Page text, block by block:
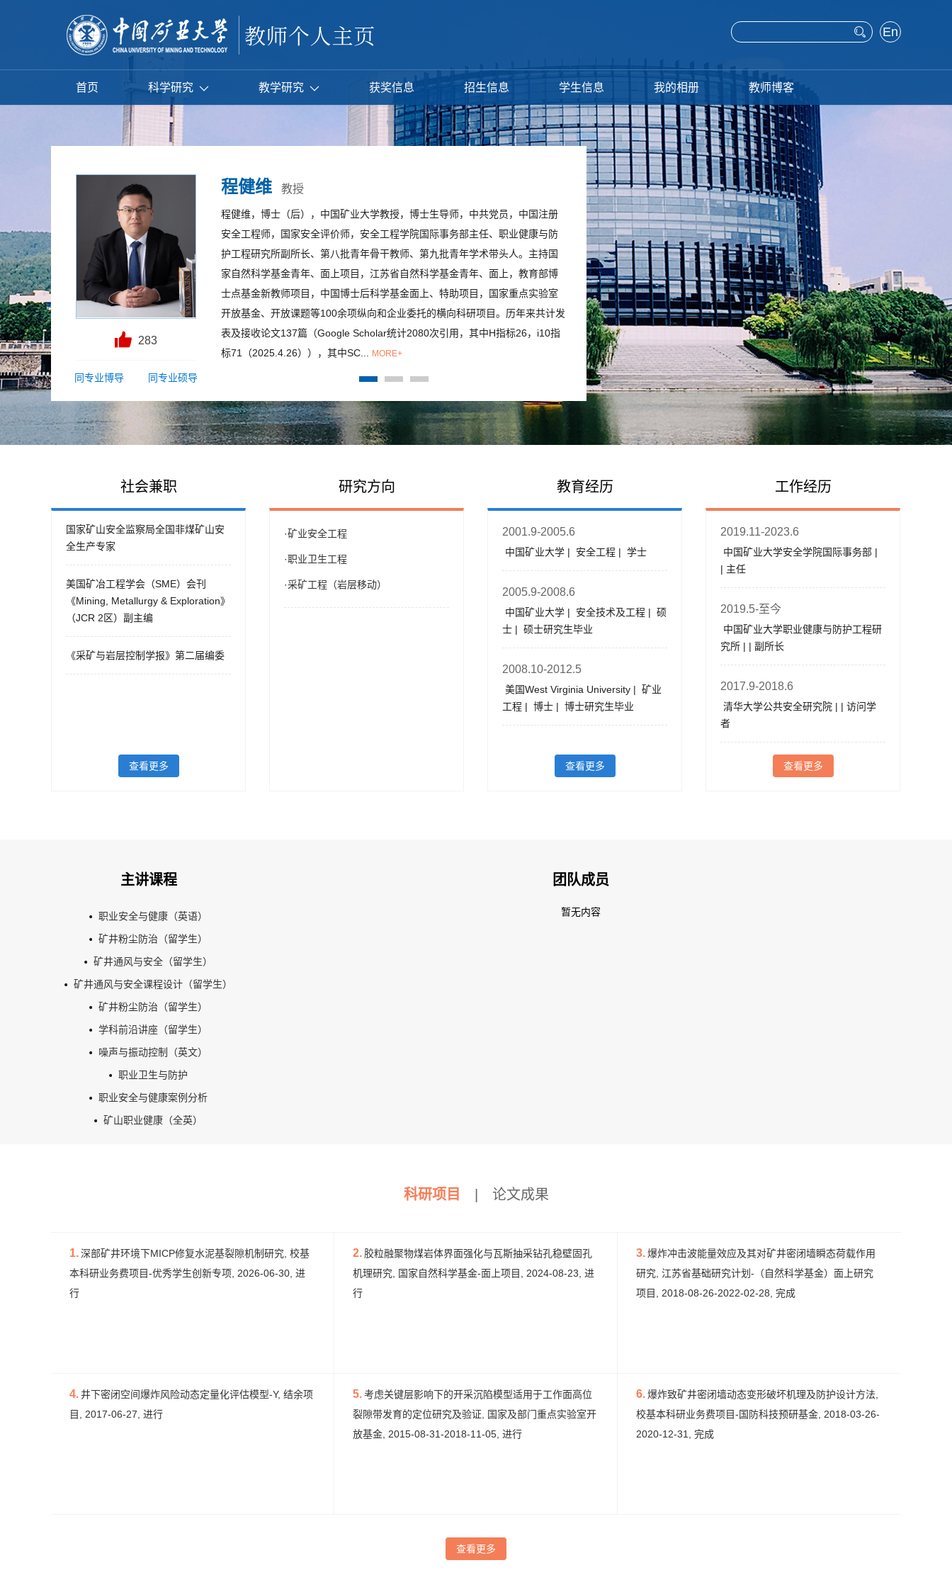
En
h
首页 科学研究 教学研究 获奖信息 招生信息 学生信息 我的相册 教师博客
283
同专业博导 同专业硕导
程健维 教授
程健维，博士（后），中国矿业大学教授，博士生导师，中共党员，中国注册
安全工程师，国家安全评价师，安全工程学院国际事务部主任、职业健康与防
护工程研究所副所长、第八批青年骨干教师、第九批青年学术带头人。主持国
家自然科学基金青年、面上项目，江苏省自然科学基金青年、面上，教育部博
士点基金新教师项目，中国博士后科学基金面上、特助项目，国家重点实验室
开放基金、开放课题等100余项纵向和企业委托的横向科研项目。历年来共计发
表及接收论文137篇（Google Scholar统计2080次引用，其中H指标26，i10指
标71（2025.4.26）），其中SC...
MORE+
社会兼职
国家矿山安全监察局全国非煤矿山安
全生产专家
美国矿冶工程学会（SME）会刊
《Mining, Metallurgy & Exploration》
（JCR 2区）副主编
《采矿与岩层控制学报》第二届编委
查看更多
研究方向
·矿业安全工程
·职业卫生工程
·采矿工程（岩层移动）
教育经历
2001.9-2005.6
中国矿业大学 | 安全工程 | 学士
2005.9-2008.6
中国矿业大学 | 安全技术及工程 | 硕
士 | 硕士研究生毕业
2008.10-2012.5
美国West Virginia University | 矿业
工程 | 博士 | 博士研究生毕业
查看更多
工作经历
2019.11-2023.6
中国矿业大学安全学院国际事务部 |
| 主任
2019.5-至今
中国矿业大学职业健康与防护工程研
究所 | | 副所长
2017.9-2018.6
清华大学公共安全研究院 | | 访问学
者
查看更多
主讲课程
职业安全与健康（英语）
矿井粉尘防治（留学生）
矿井通风与安全（留学生）
矿井通风与安全课程设计（留学生）
矿井粉尘防治（留学生）
学科前沿讲座（留学生）
噪声与振动控制（英文）
职业卫生与防护
职业安全与健康案例分析
矿山职业健康（全英）
团队成员
暂无内容
科研项目 论文成果
1.深部矿井环境下MICP修复水泥基裂隙机制研究, 校基
本科研业务费项目-优秀学生创新专项, 2026-06-30, 进
行
2. 胶粒融聚物煤岩体界面强化与瓦斯抽采钻孔稳壁固孔
机理研究, 国家自然科学基金-面上项目, 2024-08-23, 进
行
3.爆炸冲击波能量效应及其对矿井密闭墙瞬态荷载作用
研究, 江苏省基础研究计划-（自然科学基金）面上研究
项目, 2018-08-26-2022-02-28, 完成
4.井下密闭空间爆炸风险动态定量化评估模型-Y, 结余项
目, 2017-06-27, 进行
5.考虑关键层影响下的开采沉陷模型适用于工作面高位
裂隙带发育的定位研究及验证, 国家及部门重点实验室开
放基金, 2015-08-31-2018-11-05, 进行
6.爆炸致矿井密闭墙动态变形破坏机理及防护设计方法,
校基本科研业务费项目-国防科技预研基金, 2018-03-26-
2020-12-31, 完成
查看更多